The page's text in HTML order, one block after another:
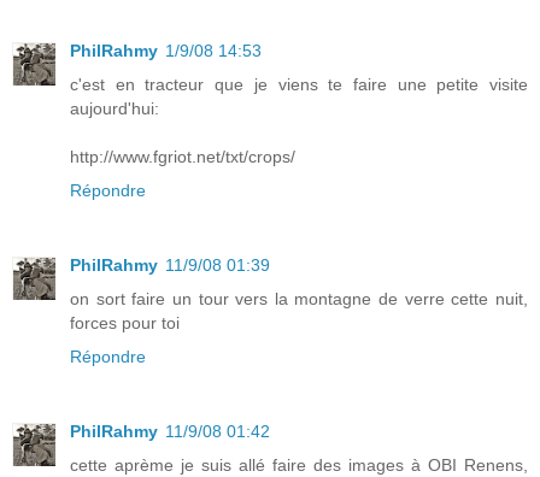
PhilRahmy 1/9/08 14:53
c'est en tracteur que je viens te faire une petite visite
aujourd'hui:
http://www.fgriot.net/txt/crops/
Répondre
PhilRahmy 11/9/08 01:39
on sort faire un tour vers la montagne de verre cette nuit,
forces pour toi
Répondre
PhilRahmy 11/9/08 01:42
cette aprème je suis allé faire des images à OBI Renens,